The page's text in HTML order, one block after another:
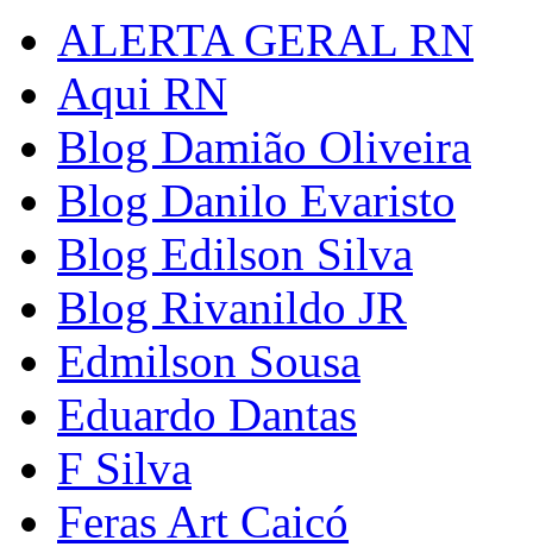
ALERTA GERAL RN
Aqui RN
Blog Damião Oliveira
Blog Danilo Evaristo
Blog Edilson Silva
Blog Rivanildo JR
Edmilson Sousa
Eduardo Dantas
F Silva
Feras Art Caicó